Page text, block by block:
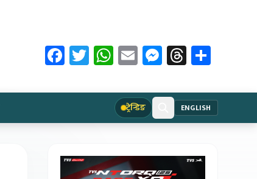
Facebook
Twitter
WhatsApp
EmailMessenger
Threads
ट्रेन्डिङ ENGLISH